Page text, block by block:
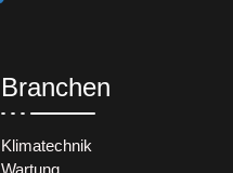
Branchen
Klimatechnik
Wartung